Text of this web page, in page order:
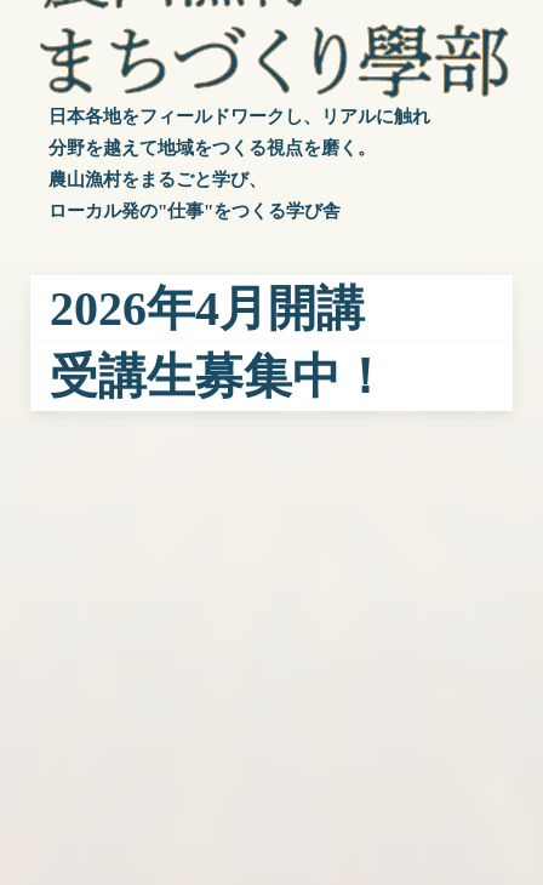
日本各地をフィールドワークし、リアルに触れ
分野を越えて地域をつくる視点を磨く。
農山漁村をまるごと学び、
ローカル発の"仕事"をつくる学び舎
2026年4月開講
受講生募集中！